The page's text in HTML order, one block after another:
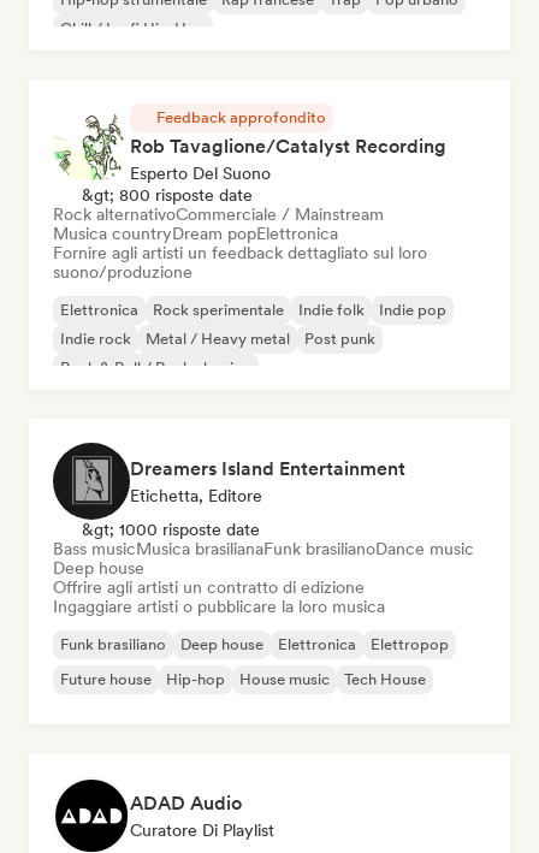
Chill / Lo-fi Hip-Hop
Feedback approfondito
Rob Tavaglione/Catalyst Recording
Esperto Del Suono
&gt; 800 risposte date
Rock alternativoCommerciale / Mainstream
Musica countryDream popElettronica
Fornire agli artisti un feedback dettagliato sul loro
suono/produzione
Elettronica Rock sperimentale Indie folk
Indie pop
Indie rock
Metal / Heavy metal
Post punk
Rock & Roll / Rock classico
Dreamers Island Entertainment
Etichetta, Editore
&gt; 1000 risposte date
Bass musicMusica brasilianaFunk brasilianoDance music
Deep house
Offrire agli artisti un contratto di edizione
Ingaggiare artisti o pubblicare la loro musica
Funk brasiliano Deep house Elettronica
Elettropop
Future house
Hip-hop House music Tech House
ADAD Audio
Curatore Di Playlist